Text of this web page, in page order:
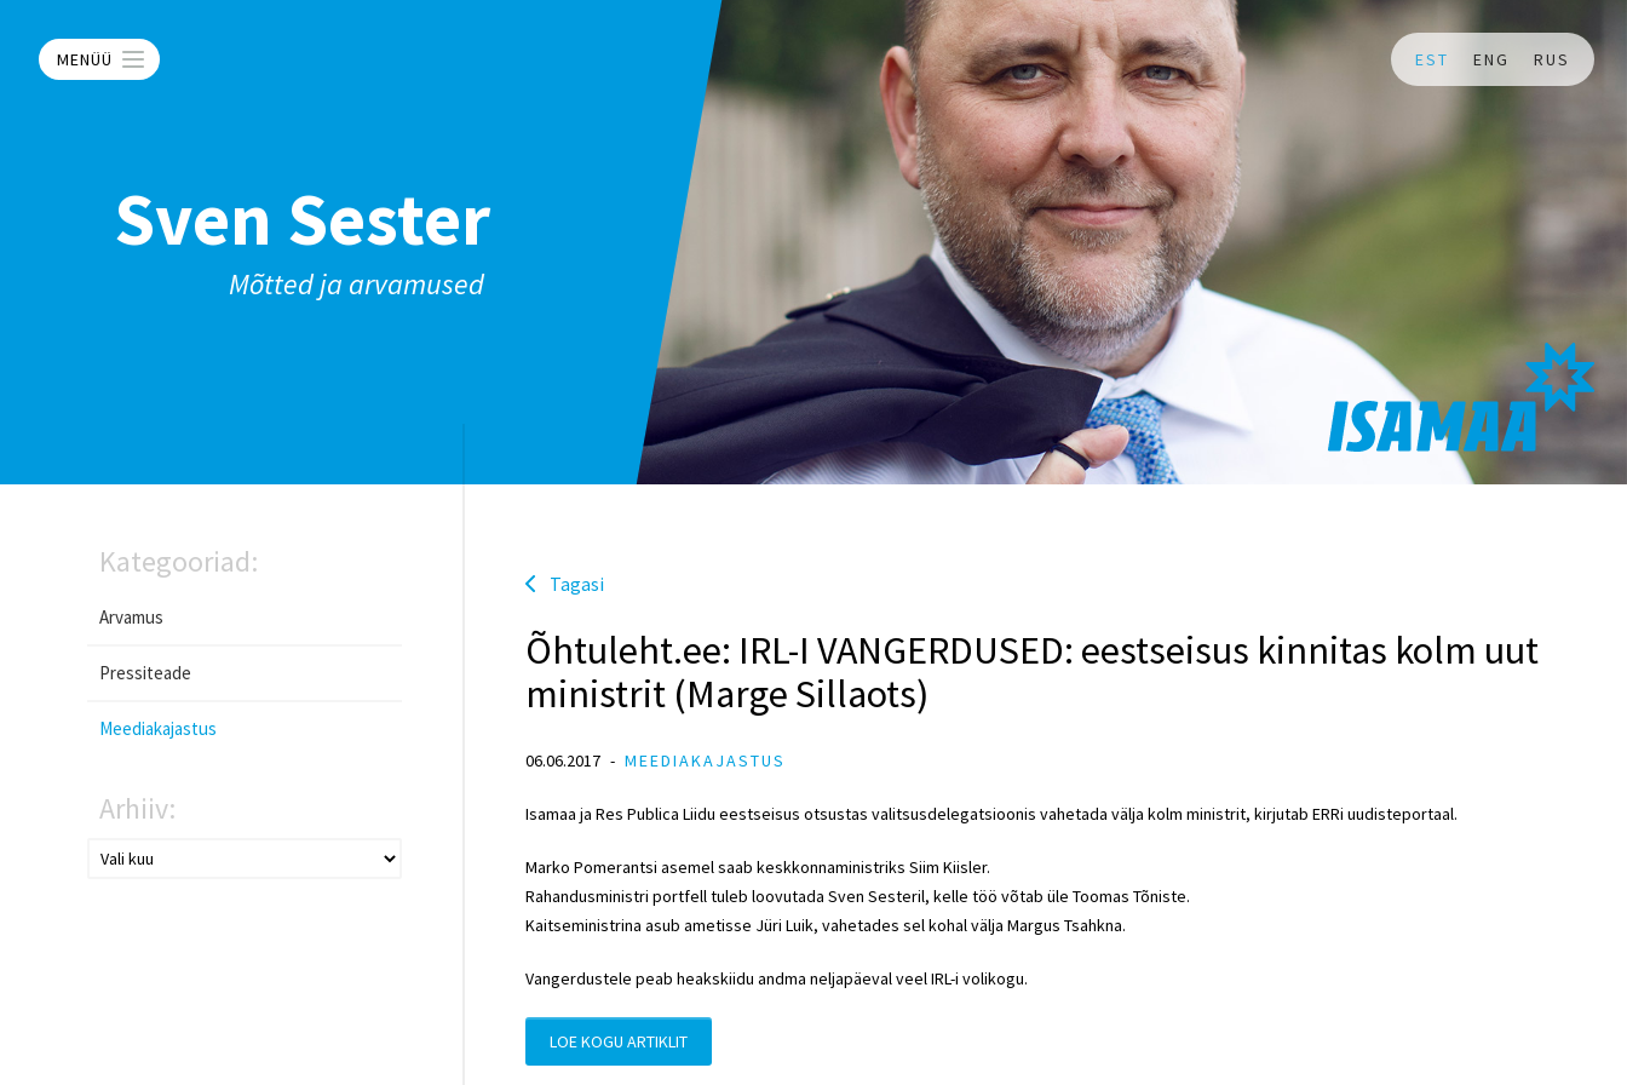
MENÜÜ EST ENG RUS
Sven Sester
Mõtted ja arvamused
Kategooriad:
Arvamus
Pressiteade
Meediakajastus
Arhiiv:
Tagasi
Õhtuleht.ee: IRL-I VANGERDUSED: eestseisus kinnitas kolm uut
ministrit (Marge Sillaots)
06.06.2017 MEEDIAKAJASTUS
Isamaa ja Res Publica Liidu eestseisus otsustas valitsusdelegatsioonis vahetada välja kolm ministrit, kirjutab ERRi uudisteportaal.
Marko Pomerantsi asemel saab keskkonnaministriks Siim Kiisler.
Rahandusministri portfell tuleb loovutada Sven Sesteril, kelle töö võtab üle Toomas Tõniste.
Kaitseministrina asub ametisse Jüri Luik, vahetades sel kohal välja Margus Tsahkna.
Vangerdustele peab heakskiidu andma neljapäeval veel IRL-i volikogu.
LOE KOGU ARTIKLIT